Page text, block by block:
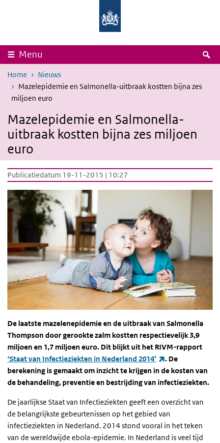
Overslaan en naar de inhoud gaan
Menu
Home
Nieuws
Mazelepidemie en Salmonella-uitbraak kostten bijna zes
miljoen euro
Mazelepidemie en Salmonella-
uitbraak kostten bijna zes miljoen
euro
Publicatiedatum 19-11-2015 | 10:27
De laatste mazelenepidemie en de uitbraak van Salmonella
Thompson door gerookte zalm kostten respectievelijk 3,9
miljoen en 1,7 miljoen euro. Dit blijkt uit het RIVM-rapport
‘Staat van Infectieziekten in Nederland 2014’
(externe link)
. De
berekening is gemaakt om inzicht te krijgen in de kosten van
de behandeling, preventie en bestrijding van infectieziekten.
De jaarlijkse Staat van Infectieziekten geeft een overzicht van
de belangrijkste gebeurtenissen op het gebied van
infectieziekten in Nederland. 2014 stond vooral in het teken
van de wereldwijde ebola-epidemie. In Nederland is veel tijd